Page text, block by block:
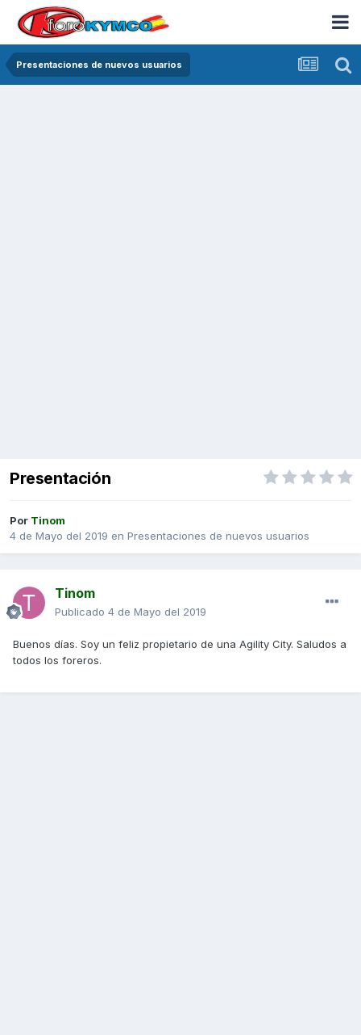
Presentaciones de nuevos usuarios
Presentación
Por Tinom
4 de Mayo del 2019 en Presentaciones de nuevos usuarios
Tinom
Publicado 4 de Mayo del 2019
Buenos días. Soy un feliz propietario de una Agility City. Saludos a
todos los foreros.